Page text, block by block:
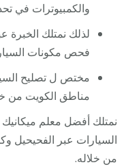
والكمبيوترات في
لذلك نمتلك الخبرة
فحص مكونات
مختص ل تصليح
مناطق الكويت من
نمتلك أفضل معلم
السيارات عبر الفحيحيل
من خلاله.